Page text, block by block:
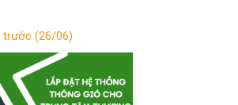
trước (26/06)